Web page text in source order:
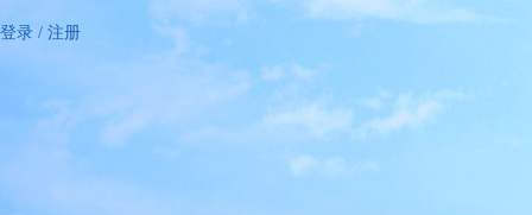
登录 / 注册